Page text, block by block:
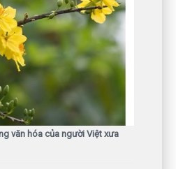
văn hóa của người Việt xưa